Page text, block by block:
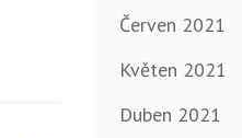
Červen 2021
Květen 2021
Duben 2021